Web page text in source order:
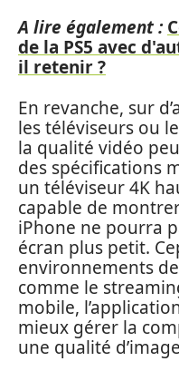
A lire également :
de la PS5 avec
il retenir ?
En revanche, sur
les téléviseurs ou
la qualité vidéo
des spécifications
un téléviseur 4K
capable de
iPhone ne pourra
écran plus petit.
environnements
comme le
mobile,
mieux gérer la
une qualité